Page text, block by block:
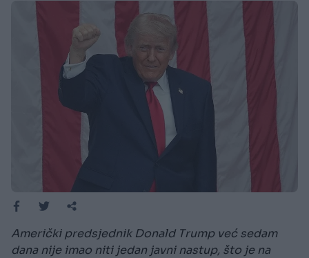
Američki predsjednik Donald Trump već sedam
dana nije imao niti jedan javni nastup, što je na